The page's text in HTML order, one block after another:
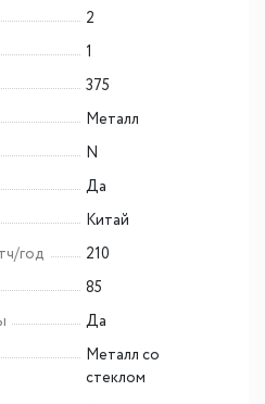
2
1
375
Металл
N
Да
Китай
год
210
85
Да
Металл со
стеклом